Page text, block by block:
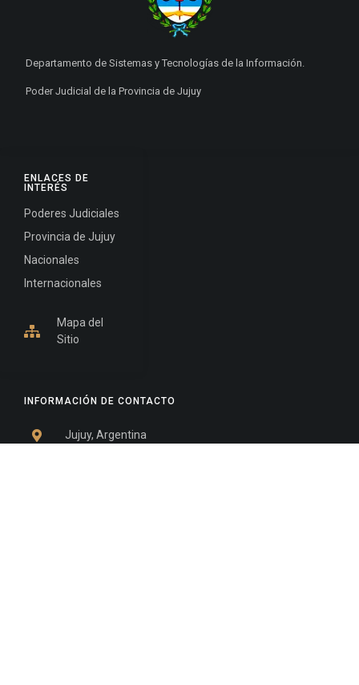
INFORMACIÓN DE CONTACTO
Jujuy, Argentina
ENLACES DE
INTERÉS
Poderes Judiciales
Provincia de Jujuy
Nacionales
Internacionales
Mapa del
Sitio
Departamento de Sistemas y Tecnologías de la Información.
Poder Judicial de la Provincia de Jujuy